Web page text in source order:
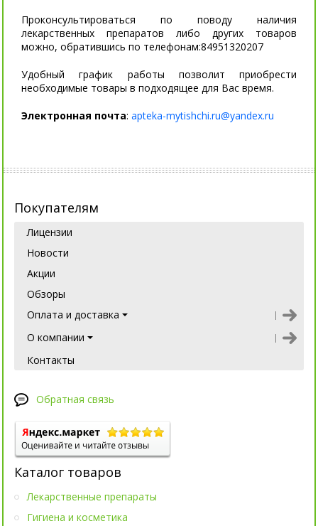
Проконсультироваться по поводу наличия
лекарственных препаратов либо других товаров
можно, обратившись по телефонам:84951320207
Удобный график работы позволит приобрести
необходимые товары в подходящее для Вас время.
Электронная почта: apteka-mytishchi.ru@yandex.ru
Покупателям
Лицензии
Новости
Акции
Обзоры
Оплата и доставка
О компании
Контакты
Обратная связь
Каталог товаров
Лекарственные препараты
Гигиена и косметика